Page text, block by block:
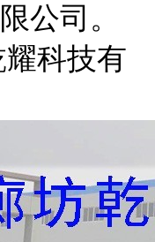
公司。
科技有